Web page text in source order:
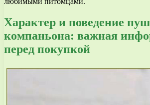
Характер и поведение
компаньона: важная
перед покупкой